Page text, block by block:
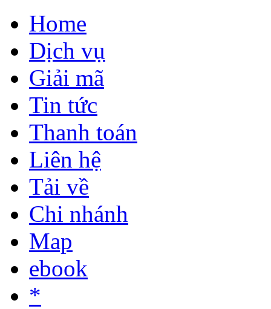
Home
Dịch vụ
Giải mã
Tin tức
Thanh toán
Liên hệ
Tải về
Chi nhánh
Map
ebook
*